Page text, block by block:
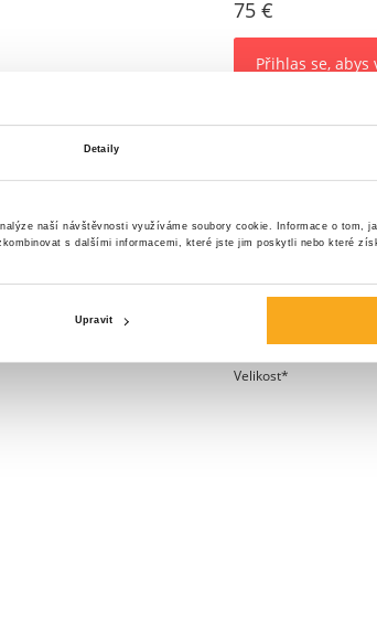
Detaily
naší návštěvnosti využíváme soubory cookie. Informace o tom,
s dalšími informacemi, které jste jim poskytli nebo které
Upravit
75 €
Přihlas se,
Tričko Anders je
ve tvém šatníku. Je
prodyšný střih. Díky
snadno kombinovat
ležérní nebo sportovní
Velikost*